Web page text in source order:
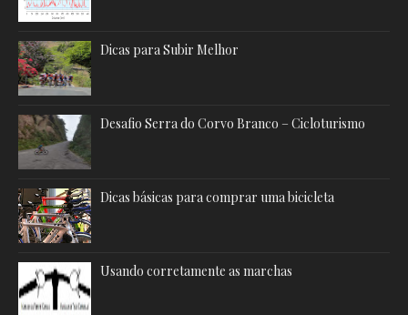
Dicas para Subir Melhor
Desafio Serra do Corvo Branco – Cicloturismo
Dicas básicas para comprar uma bicicleta
Usando corretamente as marchas